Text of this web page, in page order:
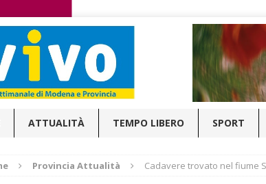
ATTUALITÀ TEMPO LIBERO SPORT
Provincia Attualità Cadavere trovato nel fiume